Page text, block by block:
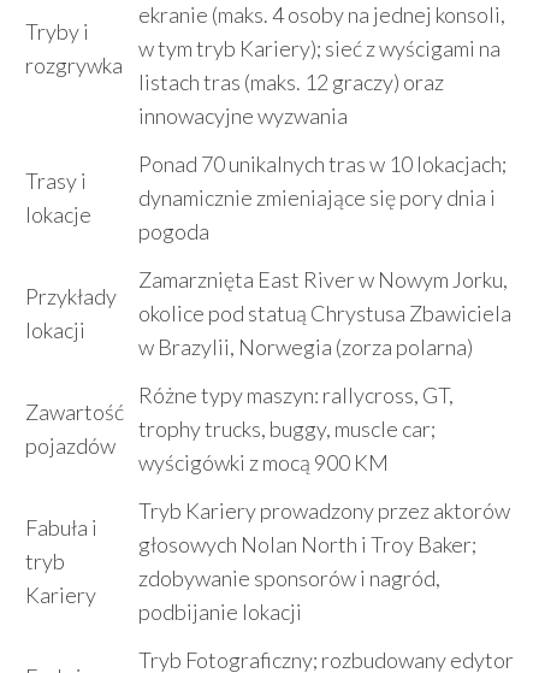
Tryby i
rozgrywka
ekranie (maks. 4 osoby na jednej konsoli,
w tym tryb Kariery); sieć z wyścigami na
listach tras (maks. 12 graczy) oraz
innowacyjne wyzwania
Trasy i
lokacje
Ponad 70 unikalnych tras w 10 lokacjach;
dynamicznie zmieniające się pory dnia i
pogoda
Przykłady
lokacji
Zamarznięta East River w Nowym Jorku,
okolice pod statuą Chrystusa Zbawiciela
w Brazylii, Norwegia (zorza polarna)
Zawartość
pojazdów
Różne typy maszyn: rallycross, GT,
trophy trucks, buggy, muscle car;
wyścigówki z mocą 900 KM
Fabuła i
tryb
Kariery
Tryb Kariery prowadzony przez aktorów
głosowych Nolan North i Troy Baker;
zdobywanie sponsorów i nagród,
podbijanie lokacji
Tryb Fotograficzny; rozbudowany edytor